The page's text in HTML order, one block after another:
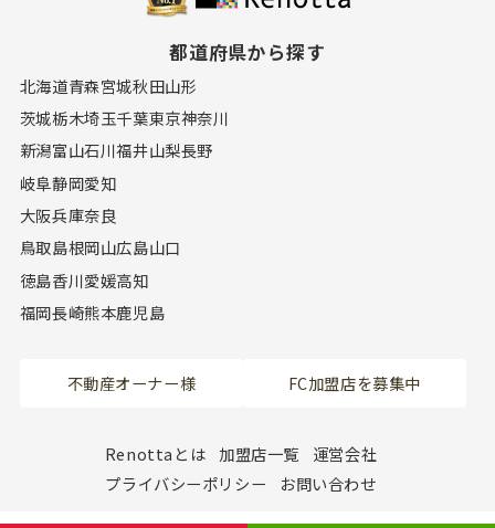
都道府県から探す
北海道青森宮城秋田山形
茨城栃木埼玉千葉東京神奈川
新潟富山石川福井山梨長野
岐阜静岡愛知
大阪兵庫奈良
鳥取島根岡山広島山口
徳島香川愛媛高知
福岡長崎熊本鹿児島
不動産オーナー様 FC加盟店を募集中
Renottaとは 加盟店一覧
運営会社
プライバシーポリシー
お問い合わせ